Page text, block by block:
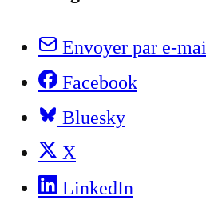
Envoyer par e-
Facebook
Bluesky
X
LinkedIn